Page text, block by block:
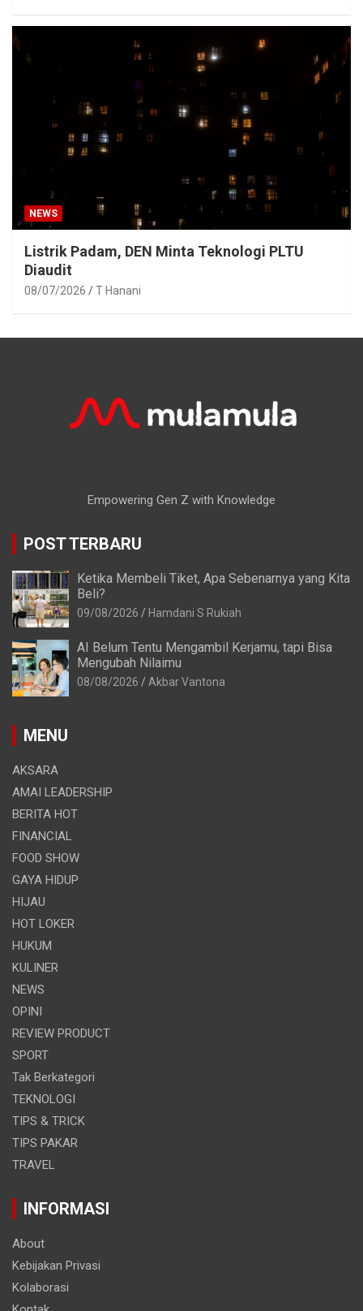
NEWS
Listrik Padam, DEN Minta Teknologi PLTU
Diaudit
08/07/2026 T Hanani
Empowering Gen Z with Knowledge
POST TERBARU
Ketika Membeli Tiket, Apa Sebenarnya yang Kita
Beli?
09/08/2026 Hamdani S Rukiah
AI Belum Tentu Mengambil Kerjamu, tapi Bisa
Mengubah Nilaimu
08/08/2026 Akbar Vantona
MENU
AKSARA
AMAI LEADERSHIP
BERITA HOT
FINANCIAL
FOOD SHOW
GAYA HIDUP
HIJAU
HOT LOKER
HUKUM
KULINER
NEWS
OPINI
REVIEW PRODUCT
SPORT
Tak Berkategori
TEKNOLOGI
TIPS & TRICK
TIPS PAKAR
TRAVEL
INFORMASI
About
Kebijakan Privasi
Kolaborasi